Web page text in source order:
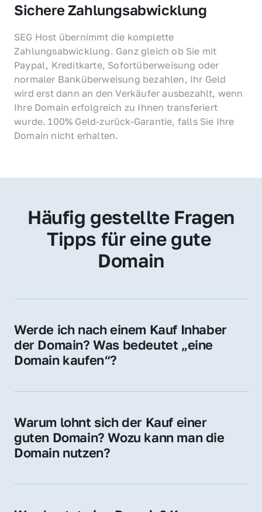
Sichere Zahlungsabwicklung
SEG Host übernimmt die komplette
Zahlungsabwicklung. Ganz gleich ob Sie mit
Paypal, Kreditkarte, Sofortüberweisung oder
normaler Banküberweisung bezahlen, Ihr Geld
wird erst dann an den Verkäufer ausbezahlt, wenn
Ihre Domain erfolgreich zu Ihnen transferiert
wurde. 100% Geld-zurück-Garantie, falls Sie Ihre
Domain nicht erhalten.
Häufig gestellte Fragen
Tipps für eine gute
Domain
Werde ich nach einem Kauf Inhaber
der Domain? Was bedeutet „eine
Domain kaufen“?
Sie erhalten alle Rechte zur Nutzung,
Domain.
Warum lohnt sich der Kauf einer
guten Domain? Wozu kann man die
Domain nutzen?
Vertrauen und Markenwert. Nutzen Sie sie